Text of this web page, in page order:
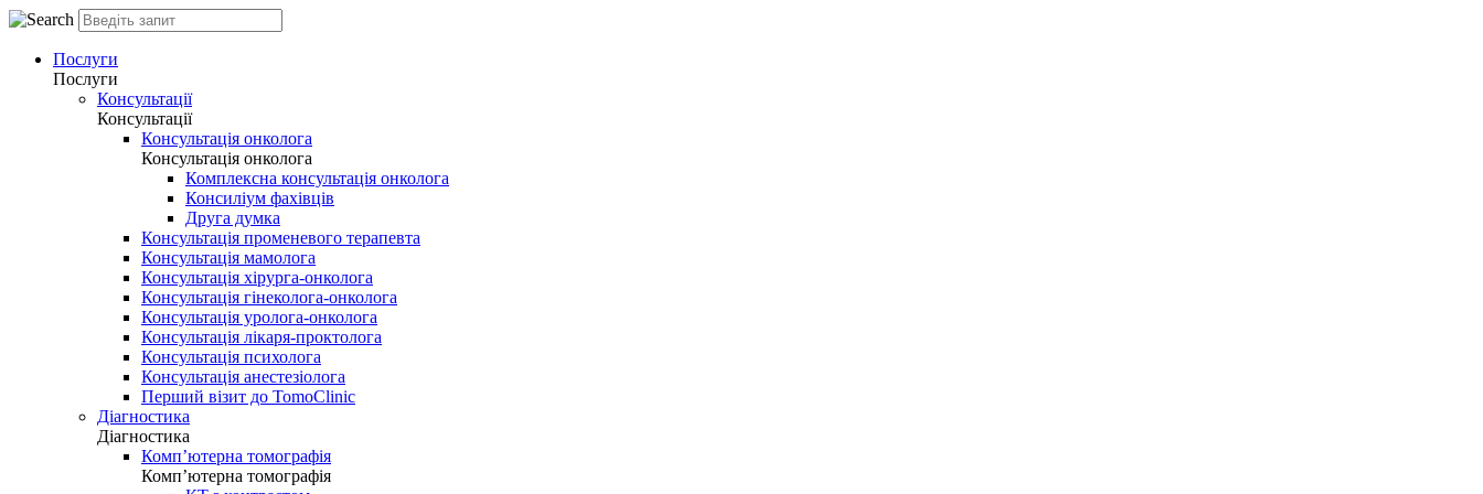
Послуги
Послуги
Консультації
Консультації
Консультація онколога
Консультація онколога
Комплексна консультація онколога
Консиліум фахівців
Друга думка
Консультація променевого терапевта
Консультація мамолога
Консультація хірурга-онколога
Консультація гінеколога-онколога
Консультація уролога-онколога
Консультація лікаря-проктолога
Консультація психолога
Консультація анестезіолога
Перший візит до TomoClinic
Діагностика
Діагностика
Комп’ютерна томографія
Комп’ютерна томографія